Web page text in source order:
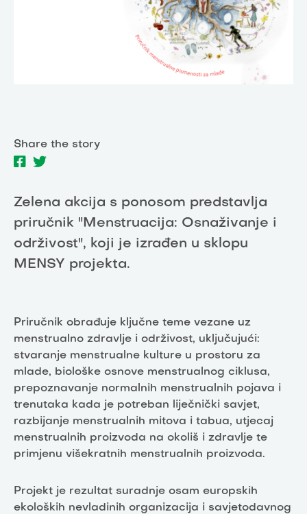
Share the story
Zelena akcija s ponosom predstavlja
priručnik "Menstruacija: Osnaživanje i
održivost", koji je izrađen u sklopu
MENSY projekta.
Priručnik obrađuje ključne teme vezane uz
menstrualno zdravlje i održivost, uključujući:
stvaranje menstrualne kulture u prostoru za
mlade, biološke osnove menstrualnog ciklusa,
prepoznavanje normalnih menstrualnih pojava i
trenutaka kada je potreban liječnički savjet,
razbijanje menstrualnih mitova i tabua, utjecaj
menstrualnih proizvoda na okoliš i zdravlje te
primjenu višekratnih menstrualnih proizvoda.
Projekt je rezultat suradnje osam europskih
ekoloških nevladinih organizacija i savjetodavnog